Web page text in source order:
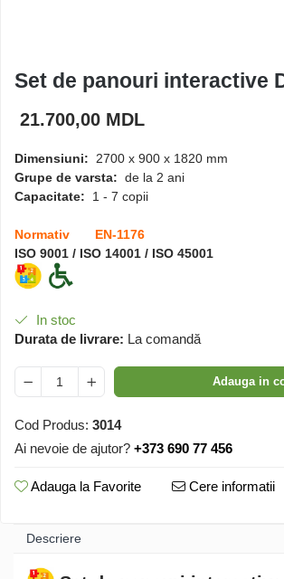
Mese și bănci pentru copii
Gardulețe
Echipamente pentru
grădinițe
Set de panouri interactive
21.700,00 MDL
Dimensiuni: 2700 х 900 x 1820 mm
Grupe de varsta: de la 2 ani
Capacitate: 1 - 7 copii
Normativ EN-1176
ISO 9001 / ISO 14001 / ISO 45001
In stoc
Durata de livrare: La comandă
Adauga in
Cod Produs: 3014
Ai nevoie de ajutor? +373 690 77 456
Adauga la Favorite Cere informatii
Descriere